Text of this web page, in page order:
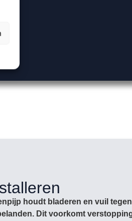
houdt bladeren en vuil
Dit voorkomt